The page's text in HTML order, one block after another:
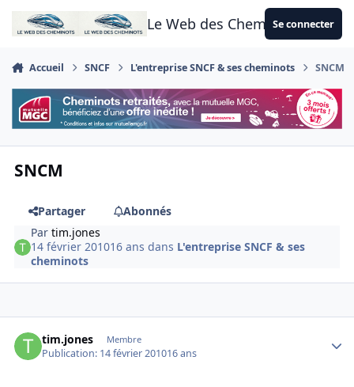
Aller au contenu
Le Web des CheminotsSe connecter
Accueil SNCF L'entreprise SNCF & ses cheminots SNCM
SNCM
Partager
Abonnés
Partim.jones
14 février 201016 ans dans L'entreprise SNCF & ses
cheminots
tim.jones Membre
Publication: 14 février 201016 ans